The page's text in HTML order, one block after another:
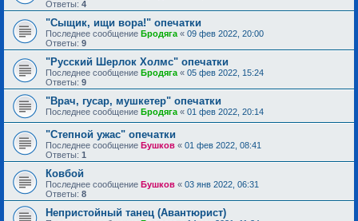
Ответы: 4
"Сыщик, ищи вора!" опечатки
Последнее сообщение Бродяга « 09 фев 2022, 20:00
Ответы: 9
"Русский Шерлок Холмс" опечатки
Последнее сообщение Бродяга « 05 фев 2022, 15:24
Ответы: 9
"Врач, гусар, мушкетер" опечатки
Последнее сообщение Бродяга « 01 фев 2022, 20:14
"Степной ужас" опечатки
Последнее сообщение Бушков « 01 фев 2022, 08:41
Ответы: 1
Ковбой
Последнее сообщение Бушков « 03 янв 2022, 06:31
Ответы: 8
Непристойный танец (Авантюрист)